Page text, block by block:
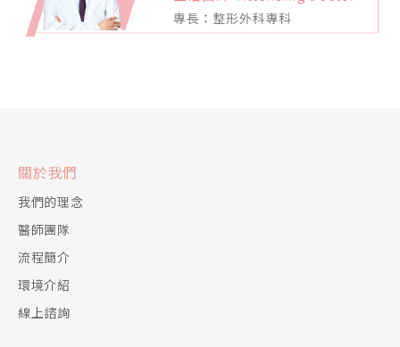
關於我們
我們的理念
醫師團隊
流程簡介
環境介紹
線上諮詢